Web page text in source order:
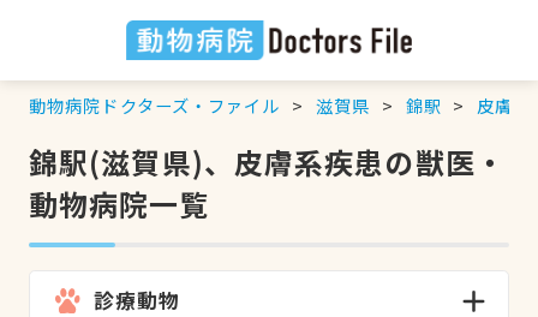
動物病院ドクターズ・ファイル 滋賀県 錦駅 皮膚系
錦駅(滋賀県)、皮膚系疾患の獣医・
動物病院一覧
診療動物